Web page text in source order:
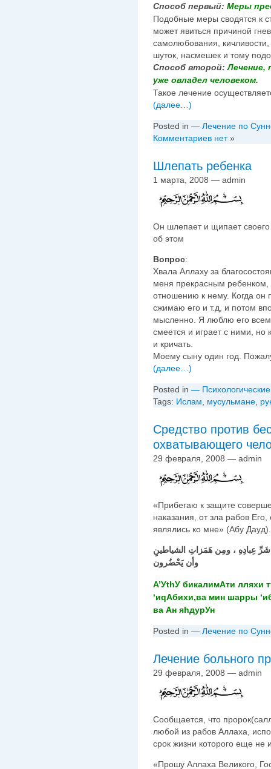
Способ первый: Меры
Подобные меры сводятся к
может явиться причиной
самолюбования,
шуток, насмешек и тому
Способ второй:Лечение,
уже овладел человеком.
Такое лечение
(далее…)
Posted in — Лечение по
Комментариев нет»
Шлепать ребенка
1 марта, 2008 — admin
Он шлепает и щипает своего
об этом
Вопрос:
Хвала Аллаху за
меня прекрасным ребенком,
отношению к нему. Когда он
сжимаю его и т.д, и потом
мысленно. Я люблю его всем
смеется и играет с ними, но
и кричать.
Моему сыну один год.
(далее…)
Posted in —
Tags: Ислам, мусульмане,
Средство против
охватывающего
29 февраля, 2008 — admin
«Прибегаю к защите
наказания, от зла рабов
являлись ко мне» (Абу Дауд).
شَرِّ عِبادِهِ ، ومِن هَمَزاتِ الشياطينِ
وأن يَحْضُرون
А’УthУ бикалимАти лляхи
‘иqАбихи,ва мин шарры
ва Ан яhдурУн
Posted in — Лечение по
Лечение больного
29 февраля, 2008 — admin
Сообщается, что
любой из рабов Аллаха,
срок жизни которого еще не
«Прошу Аллаха Великого,